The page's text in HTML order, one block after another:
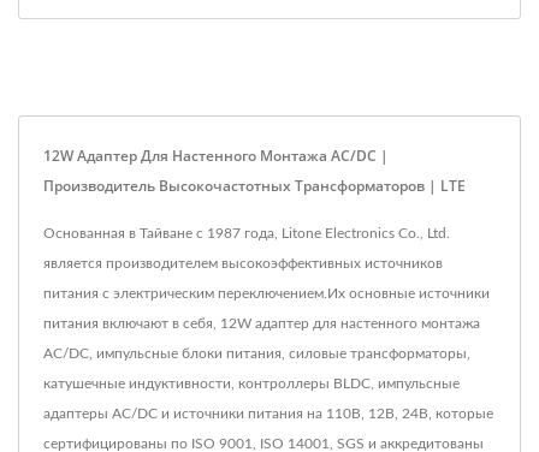
12W Адаптер Для Настенного Монтажа AC/DC |
Производитель Высокочастотных Трансформаторов | LTE
Основанная в Тайване с 1987 года, Litone Electronics Co., Ltd.
является производителем высокоэффективных источников
питания с электрическим переключением.Их основные источники
питания включают в себя, 12W адаптер для настенного монтажа
AC/DC, импульсные блоки питания, силовые трансформаторы,
катушечные индуктивности, контроллеры BLDC, импульсные
адаптеры AC/DC и источники питания на 110В, 12В, 24В, которые
сертифицированы по ISO 9001, ISO 14001, SGS и аккредитованы